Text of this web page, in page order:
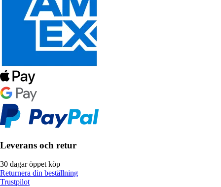
Leverans och retur
30 dagar öppet köp
Returnera din beställning
Trustpilot